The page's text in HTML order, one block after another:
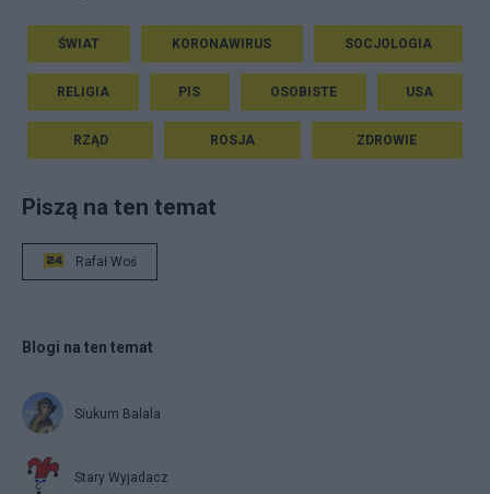
ŚWIAT KORONAWIRUS SOCJOLOGIA
RELIGIA PIS OSOBISTE USA
RZĄD ROSJA ZDROWIE
Piszą na ten temat
Rafał Woś
Blogi na ten temat
Siukum Balala
Stary Wyjadacz